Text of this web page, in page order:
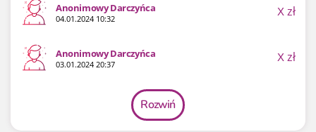
Anonimowy Darczyńca
04.01.2024 10:32 Xzł
Anonimowy Darczyńca
03.01.2024 20:37 Xzł
Rozwiń